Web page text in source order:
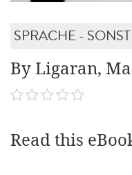
SPRACHE -
By Ligaran,
Read this